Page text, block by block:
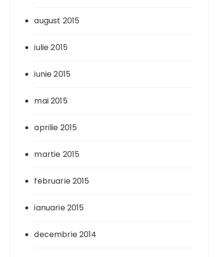
august 2015
iulie 2015
iunie 2015
mai 2015
aprilie 2015
martie 2015
februarie 2015
ianuarie 2015
decembrie 2014